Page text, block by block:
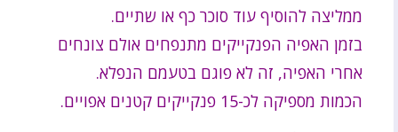
ממליצה להוסיף עוד סוכר כף או שתיים.
בזמן האפיה הפנקייקים מתנפחים אולם צונחים
אחרי האפיה, זה לא פוגם בטעמם הנפלא.
הכמות מספיקה לכ-15 פנקייקים קטנים אפויים.